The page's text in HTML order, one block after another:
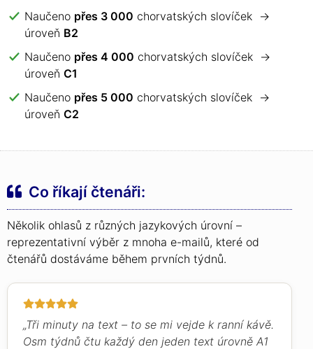
Naučeno přes 3 000 chorvatských slovíček →
úroveň B2
Naučeno přes 4 000 chorvatských slovíček →
úroveň C1
Naučeno přes 5 000 chorvatských slovíček →
úroveň C2
Co říkají čtenáři:
Několik ohlasů z různých jazykových úrovní –
reprezentativní výběr z mnoha e-mailů, které od
čtenářů dostáváme během prvních týdnů.
„Tři minuty na text – to se mi vejde k ranní kávě.
Osm týdnů čtu každý den jeden text úrovně A1